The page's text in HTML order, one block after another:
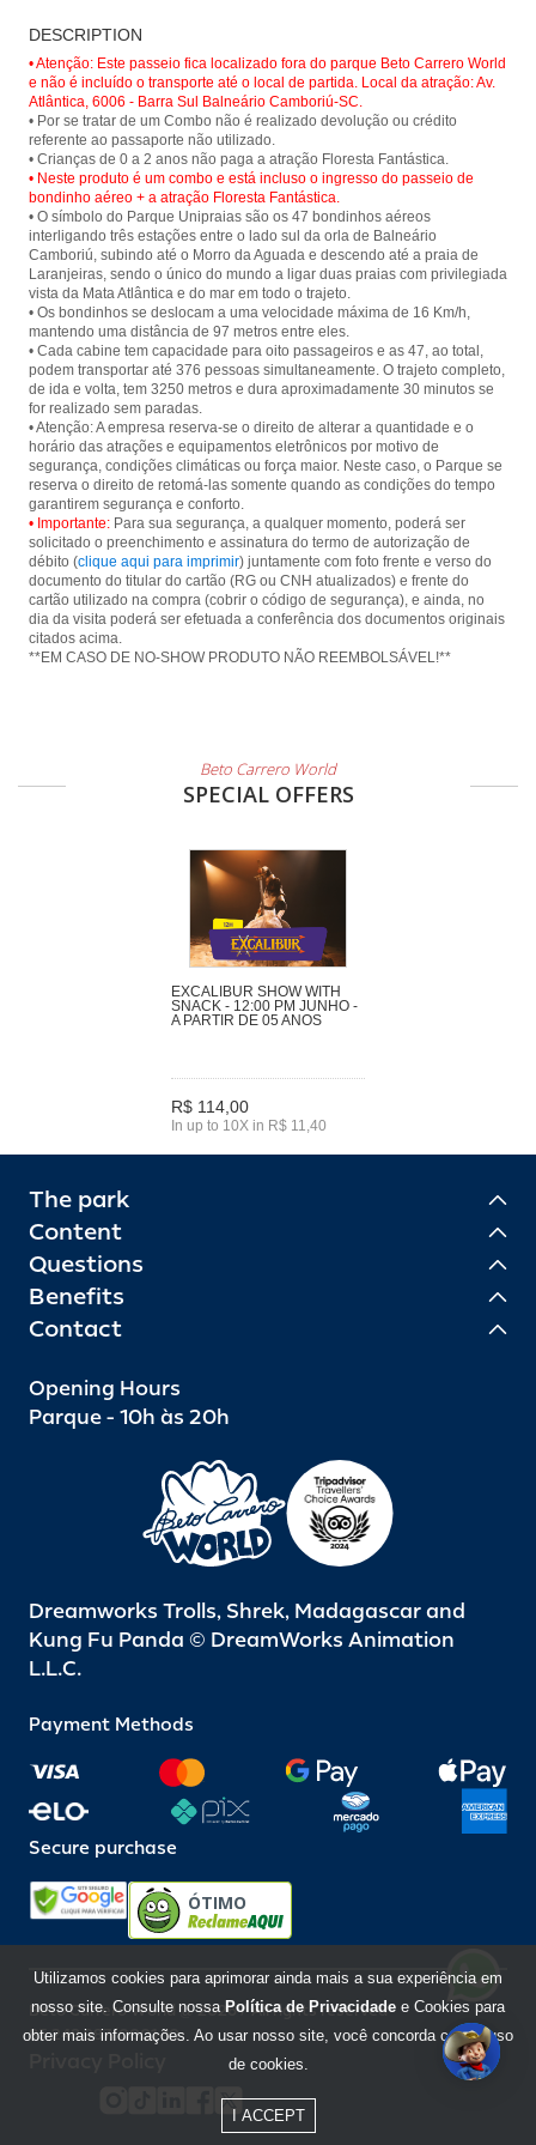
panoramic view of the city and its
beautiful beaches.
DESCRIPTION
• Atenção: Este passeio fica localizado fora do parque Beto Carrero World
e não é incluído o transporte até o local de partida. Local da atração: Av.
Atlântica, 6006 - Barra Sul Balneário Camboriú-SC.
• Por se tratar de um Combo não é realizado devolução ou crédito
referente ao passaporte não utilizado.
• Neste produto é um combo e está incluso o ingresso do passeio de
bondinho aéreo + a atração Floresta Fantástica.
• O símbolo do Parque Unipraias são os 47 bondinhos aéreos
interligando três estações entre o lado sul da orla de Balneário
Camboriú, subindo até o Morro da Aguada e descendo até a praia de
Laranjeiras, sendo o único do mundo a ligar duas praias com privilegiada
vista da Mata Atlântica e do mar em todo o trajeto.
• Os bondinhos se deslocam a uma velocidade máxima de 16 Km/h,
mantendo uma distância de 97 metros entre eles.
• Cada cabine tem capacidade para oito passageiros e as 47, ao total,
podem transportar até 376 pessoas simultaneamente. O trajeto completo,
de ida e volta, tem 3250 metros e dura aproximadamente 30 minutos se
for realizado sem paradas.
• Atenção: A empresa reserva-se o direito de alterar a quantidade e o
horário das atrações e equipamentos eletrônicos por motivo de
segurança, condições climáticas ou força maior. Neste caso, o Parque se
reserva o direito de retomá-las somente quando as condições do tempo
• Importante: Para sua segurança, a qualquer momento, poderá ser
solicitado o preenchimento e assinatura do termo de autorização de
débito (clique aqui para imprimir) juntamente com foto frente e verso do
documento do titular do cartão (RG ou CNH atualizados) e frente do
cartão utilizado na compra (cobrir o código de segurança), e ainda, no
dia da visita poderá ser efetuada a conferência dos documentos originais
citados acima.
**EM CASO DE NO-SHOW PRODUTO NÃO REEMBOLSÁVEL!**
Beto Carrero World
SPECIAL OFFERS
EXCALIBUR SHOW WITH
SNACK - 12:00 PM JUNHO -
A PARTIR DE 05 ANOS
R$ 114,00
In up to 10X in R$ 11,40
The park
Content
Questions
Benefits
Contact
Opening Hours
Parque - 10h às 20h
Dreamworks Trolls, Shrek, Madagascar and
Kung Fu Panda © DreamWorks Animation
L.L.C.
Payment Methods
Secure purchase
ÓTIMO
Beto Carrero World @ 2026 / All rights reserved
85.248.987/0001-10
Utilizamos cookies para aprimorar ainda mais a sua experiência em
nosso site. Consulte nossa Política de Privacidade e Cookies para
obter mais informações. Ao usar nosso site, você concorda com o uso
de cookies.
I ACCEPT